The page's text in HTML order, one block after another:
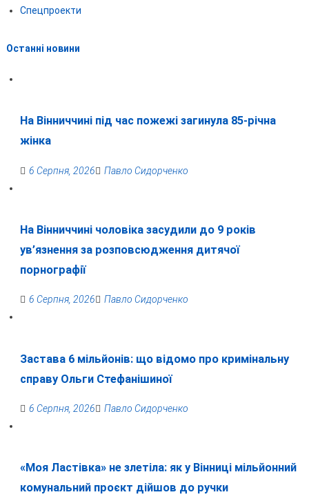
Спецпроекти
Останні новини
На Вінниччині під час пожежі загинула 85-річна
жінка
6 Серпня, 2026 Павло Сидорченко
На Вінниччині чоловіка засудили до 9 років
ув’язнення за розповсюдження дитячої
порнографії
6 Серпня, 2026 Павло Сидорченко
Застава 6 мільйонів: що відомо про кримінальну
справу Ольги Стефанішиної
6 Серпня, 2026 Павло Сидорченко
«Моя Ластівка» не злетіла: як у Вінниці мільйонний
комунальний проєкт дійшов до ручки